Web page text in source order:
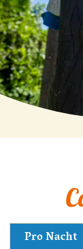
Pro Nacht